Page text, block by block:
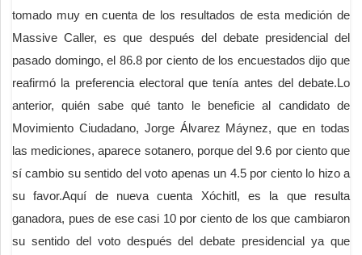
tomado muy en cuenta de los resultados de esta medición de
Massive Caller, es que después del debate presidencial del
pasado domingo, el 86.8 por ciento de los encuestados dijo que
reafirmó la preferencia electoral que tenía antes del debate.Lo
anterior, quién sabe qué tanto le beneficie al candidato de
Movimiento Ciudadano, Jorge Álvarez Máynez, que en todas
las mediciones, aparece sotanero, porque del 9.6 por ciento que
sí cambio su sentido del voto apenas un 4.5 por ciento lo hizo a
su favor.Aquí de nueva cuenta Xóchitl, es la que resulta
ganadora, pues de ese casi 10 por ciento de los que cambiaron
su sentido del voto después del debate presidencial ya que